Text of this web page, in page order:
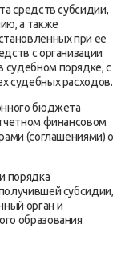
средств субсидии,
а также
при ее
с организации
судебном порядке, с
судебных расходов.
бюджета
финансовом
(соглашениями) о
порядка
субсидии,
орган и
образования